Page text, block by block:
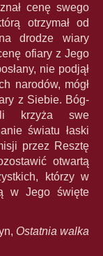
cenę swego
otrzymał od
drodze wiary
ofiary z Jego
nie podjął
narodów, mógł
z Siebie. Bóg-
krzyża swe
światu łaski
przez Resztę
otwartą
którzy w
w Jego święte
Ostatnia walka